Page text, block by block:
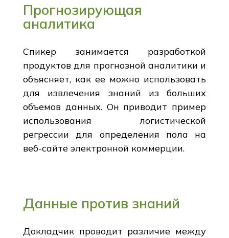
Прогнозирующая
аналитика
Спикер занимается разработкой
продуктов для прогнозной аналитики и
объясняет, как ее можно использовать
для извлечения знаний из больших
объемов данных. Он приводит пример
использования логистической
регрессии для определения пола на
веб-сайте электронной коммерции.
Данные против знаний
Докладчик проводит различие между